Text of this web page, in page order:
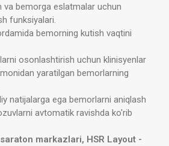
va bemorga eslatmalar uchun
funksiyalari.
bemorning kutish vaqtini
osonlashtirish uchun klinisyenlar
yaratilgan bemorlarning
natijalarga ega bemorlarni aniqlash
avtomatik ravishda ko'rib
markazlari, HSR Layout -